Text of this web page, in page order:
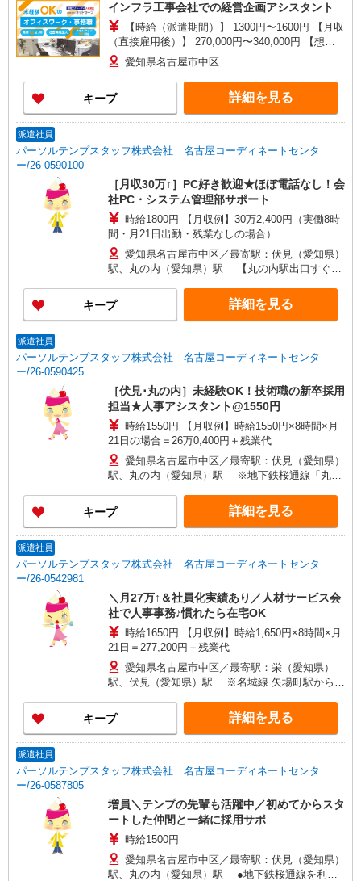
インフラ工事会社での経営企画アシスタント
【時給（派遣期間）】 1300円〜1600円 【月収
（直接雇用後）】 270,000円〜340,000円 【想定
年収（直接雇用後）】 4,300,000円〜5,550,000円
└通勤定期代、残業代は別途全額支給 └直接雇用
化後は10種類以上の手当あり
愛知県名古屋市中区
キープ 詳細を見る
派遣社員
パーソルテンプスタッフ株式会社 名古屋コーディネートセンタ
ー/26-0590100
［月収30万↑］PC好き歓迎★ほぼ電話なし！会
社PC・システム管理部サポート
時給1800円 【月収例】30万2,400円（実働8時
間・月21日出勤・残業なしの場合）
愛知県名古屋市中区／最寄駅：伏見（愛知県）
駅、丸の内（愛知県）駅 【丸の内駅出口すぐ
キープ 詳細を見る
派遣社員
パーソルテンプスタッフ株式会社 名古屋コーディネートセンタ
ー/26-0590425
［伏見･丸の内］未経験OK！技術職の新卒採用
担当★人事アシスタント@1550円
時給1550円 【月収例】時給1550円×8時間×月
21日の場合＝26万0,400円＋残業代
愛知県名古屋市中区／最寄駅：伏見（愛知県）
駅、丸の内（愛知県）駅 ※地下鉄桜通線「丸の
キープ 詳細を見る
派遣社員
パーソルテンプスタッフ株式会社 名古屋コーディネートセンタ
ー/26-0542981
＼月27万↑＆社員化実績あり／人材サービス会
社で人事事務♪慣れたら在宅OK
時給1650円 【月収例】時給1,650円×8時間×月
21日＝277,200円＋残業代
愛知県名古屋市中区／最寄駅：栄（愛知県）
駅、伏見（愛知県）駅 ※名城線 矢場町駅から徒
キープ 詳細を見る
派遣社員
パーソルテンプスタッフ株式会社 名古屋コーディネートセンタ
ー/26-0587805
増員＼テンプの先輩も活躍中／初めてからスタ
ートした仲間と一緒に採用サポ
時給1500円
愛知県名古屋市中区／最寄駅：伏見（愛知県）
駅、丸の内（愛知県）駅 ●地下鉄桜通線を利用